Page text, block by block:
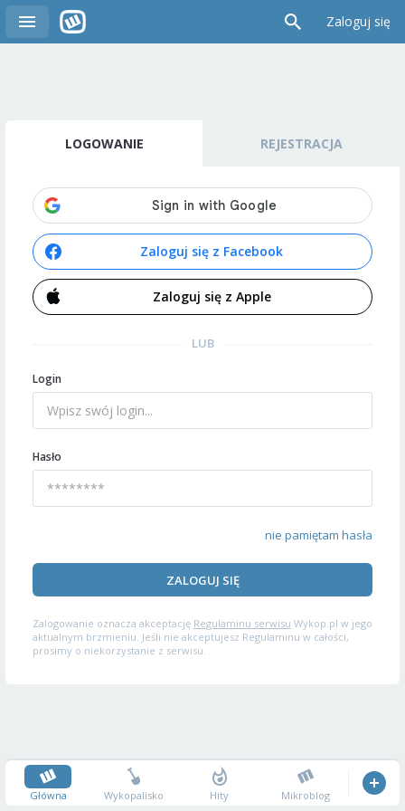
Zaloguj się
LOGOWANIE REJESTRACJA
Zaloguj się z Facebook
Zaloguj się z Apple
LUB
Login
Hasło
nie pamiętam hasła
ZALOGUJ SIĘ
Zalogowanie oznacza akceptację Regulaminu serwisu Wykop.pl w jego
aktualnym brzmieniu. Jeśli nie akceptujesz Regulaminu w całości,
prosimy o niekorzystanie z serwisu.
Główna Wykopalisko Hity Mikroblog